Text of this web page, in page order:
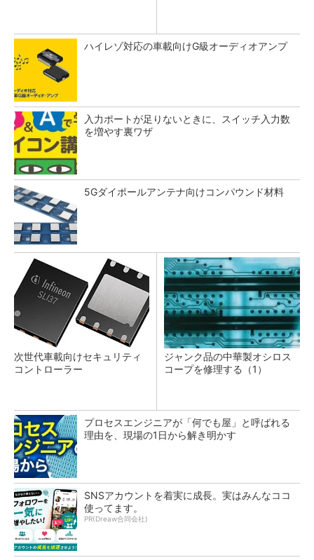
ハイレゾ対応の車載向けG級オーディオアンプ
入力ポートが足りないときに、スイッチ入力数
を増やす裏ワザ
5Gダイポールアンテナ向けコンパウンド材料
次世代車載向けセキュリティ
コントローラー
ジャンク品の中華製オシロス
コープを修理する（1）
プロセスエンジニアが「何でも屋」と呼ばれる
理由を、現場の1日から解き明かす
SNSアカウントを着実に成長。実はみんなココ
使ってます。
PR(Dreaw合同会社)